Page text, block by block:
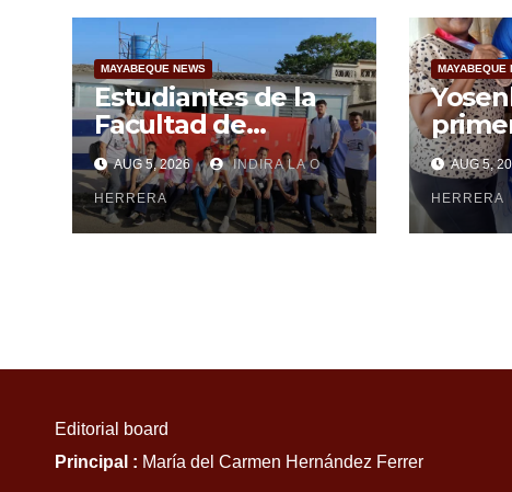
MAYABEQUE NEWS
Estudiantes de la
Facultad de
Ciencias Médicas de
Mayabeque realizan
pesquisa
AUG 5, 2026 INDIRA LA O
HERRERA
MAYABEQUE
subir
AUG 5,
HERRERA
Editorial board
Principal : María del Carmen Hernández Ferrer